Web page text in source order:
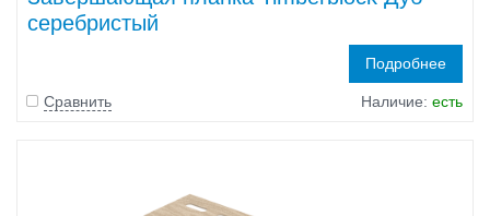
серебристый
Подробнее
Сравнить Наличие: есть